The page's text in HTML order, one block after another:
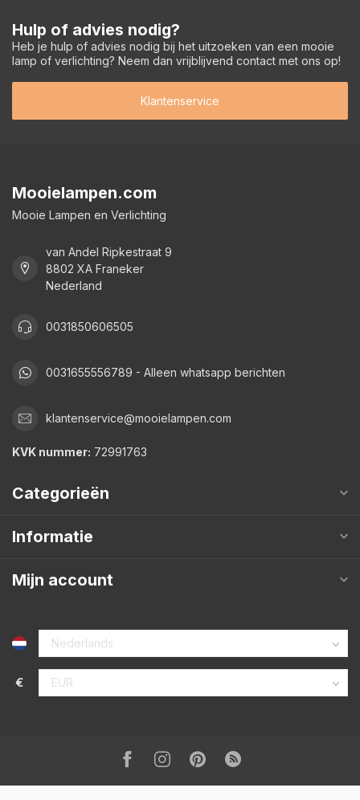
Hulp of advies nodig?
Heb je hulp of advies nodig bij het uitzoeken van een mooie
lamp of verlichting? Neem dan vrijblijvend contact met ons op!
Klantenservice
Mooielampen.com
Mooie Lampen en Verlichting
van Andel Ripkestraat 9
8802 XA Franeker
Nederland
0031850606505
0031655556789 - Alleen whatsapp berichten
klantenservice@mooielampen.com
KVK nummer: 72991763
Categorieën
Informatie
Mijn account
€